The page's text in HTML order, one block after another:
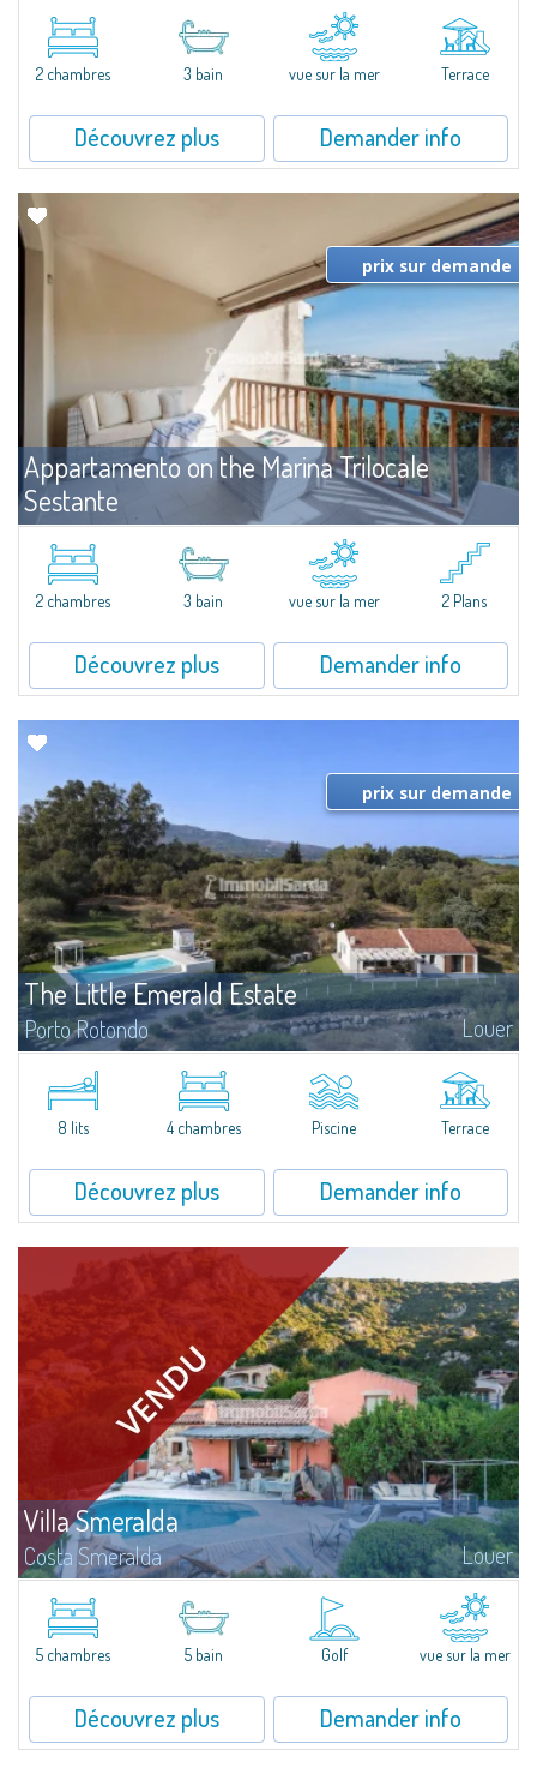
SEA VIEW APARTMENT FOR SALE IN PORTO CERVO - MARINAIn the heart of
Porto Cervo Marina, we present a waterfront apartment arranged over two
levels, featuring bright interiors, well-distributed spaces, and direct views...
2 chambres 3 bain vue sur la mer Terrace
Découvrez plus Demander info
Appartamento on the Marina Trilocale
Sestante
Porto Cervo Louer
Exclusive seafront apartment on two levels, in the heart of Porto Cervo
Marina.Located within Il Sestante, a prestigious residential complex set in a
beautifully maintained communal park, this property epresents a true...
prix sur demande
2 chambres 3 bain vue sur la mer 2 Plans
Découvrez plus Demander info
The Little Emerald Estate
Porto Rotondo Louer
Porto RotondoIn the heart of the Cugnana hills, just a few minutes from
Porto Rotondo and the most beautiful beaches of the Costa Smeralda, we
offer...
prix sur demande
8 lits 4 chambres Piscine Terrace
Découvrez plus Demander info
Villa Smeralda
Costa Smeralda Louer
Villa Smeralda, signée par le fameux Architecte Jean-Claude Lesuisse, jouit
d'une vue mer panoramique exceptionnelle sur la baie du Pevero et sur les
collines de Pantogia. Entourée par une riche végétation...
5 chambres
5 bain Golf vue sur la mer
Découvrez plus Demander info